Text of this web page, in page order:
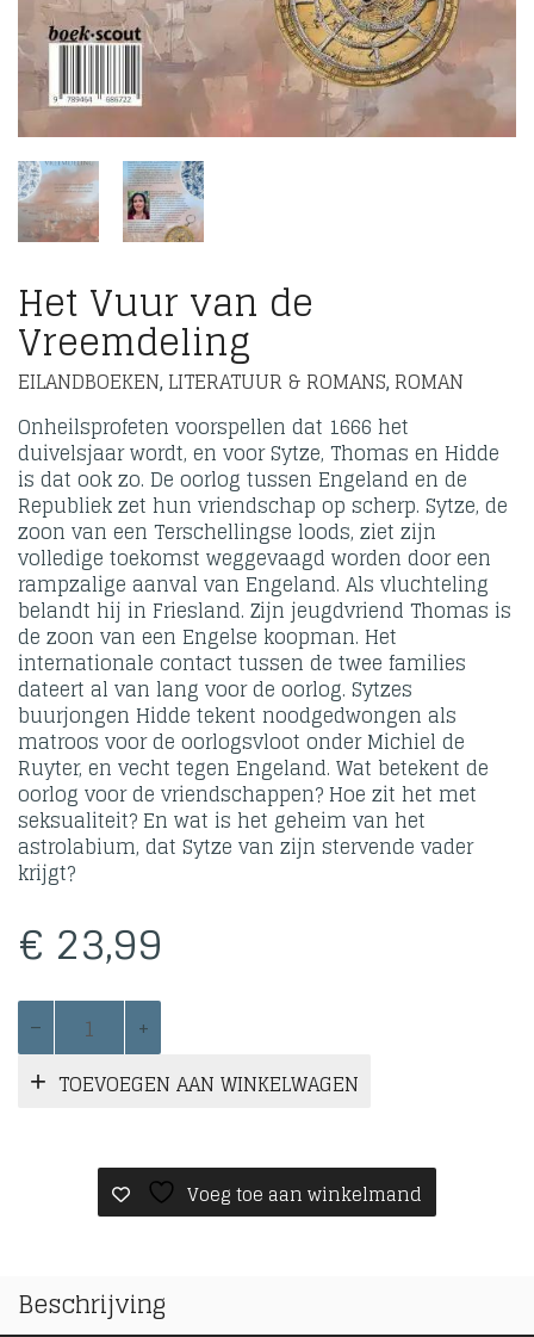
Het Vuur van de
Vreemdeling
EILANDBOEKEN, LITERATUUR & ROMANS, ROMAN
Onheilsprofeten voorspellen dat 1666 het
duivelsjaar wordt, en voor Sytze, Thomas en Hidde
is dat ook zo. De oorlog tussen Engeland en de
Republiek zet hun vriendschap op scherp. Sytze, de
zoon van een Terschellingse loods, ziet zijn
volledige toekomst weggevaagd worden door een
rampzalige aanval van Engeland. Als vluchteling
belandt hij in Friesland. Zijn jeugdvriend Thomas is
de zoon van een Engelse koopman. Het
internationale contact tussen de twee families
dateert al van lang voor de oorlog. Sytzes
buurjongen Hidde tekent noodgedwongen als
matroos voor de oorlogsvloot onder Michiel de
Ruyter, en vecht tegen Engeland. Wat betekent de
oorlog voor de vriendschappen? Hoe zit het met
seksualiteit? En wat is het geheim van het
astrolabium, dat Sytze van zijn stervende vader
krijgt?
€ 23,99
Het
Vuur
van
de TOEVOEGEN AAN WINKELWAGEN
Voeg toe aan winkelmand
Beschrijving